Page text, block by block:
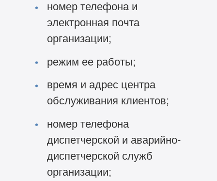
номер телефона и
электронная почта
организации;
режим ее работы;
время и адрес центра
обслуживания клиентов;
номер телефона
диспетчерской и аварийно-
диспетчерской служб
организации;